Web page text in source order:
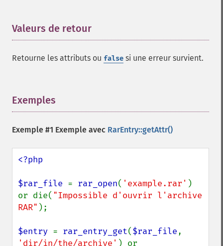
Valeurs de retour
Retourne les attributs ou false si une erreur survient.
Exemples
Exemple #1 Exemple avec RarEntry::getAttr()
<?php
$rar_file = rar_open( 'example.rar' )
or die( "Impossible d'ouvrir l'archive
RAR" );
$entry = rar_entry_get($rar_file
'dir/in/the/archive' ) or